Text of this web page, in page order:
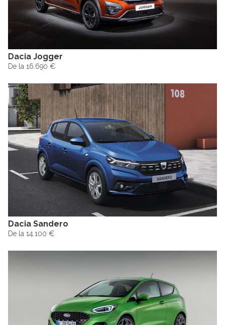
Dacia Jogger
De la 16.690 €
Dacia Sandero
De la 14.100 €